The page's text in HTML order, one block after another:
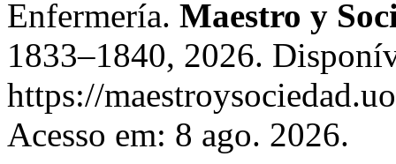
Enfermería. Maestro y
1833–1840, 2026.
https://
Acesso em: 8 ago. 2026.